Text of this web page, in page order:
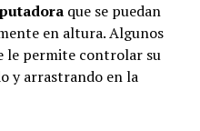
que se puedan
en altura. Algunos
le permite controlar su
y arrastrando en la